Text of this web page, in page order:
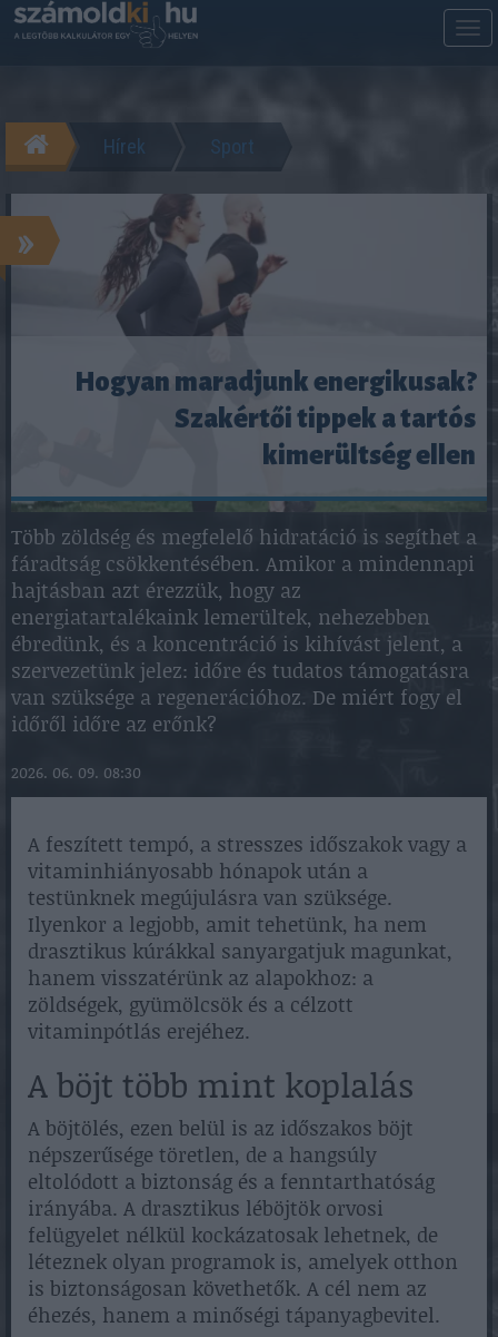
Hírek Sport
»
Hogyan maradjunk energikusak?
Szakértői tippek a tartós
kimerültség ellen
Több zöldség és megfelelő hidratáció is segíthet a
fáradtság csökkentésében. Amikor a mindennapi
hajtásban azt érezzük, hogy az
energiatartalékaink lemerültek, nehezebben
ébredünk, és a koncentráció is kihívást jelent, a
szervezetünk jelez: időre és tudatos támogatásra
van szüksége a regenerációhoz. De miért fogy el
időről időre az erőnk?
2026. 06. 09. 08:30
A feszített tempó, a stresszes időszakok vagy a
vitaminhiányosabb hónapok után a
testünknek megújulásra van szüksége.
Ilyenkor a legjobb, amit tehetünk, ha nem
drasztikus kúrákkal sanyargatjuk magunkat,
hanem visszatérünk az alapokhoz: a
zöldségek, gyümölcsök és a célzott
vitaminpótlás erejéhez.
A böjt több mint koplalás
A böjtölés, ezen belül is az időszakos böjt
népszerűsége töretlen, de a hangsúly
eltolódott a biztonság és a fenntarthatóság
irányába. A drasztikus léböjtök orvosi
felügyelet nélkül kockázatosak lehetnek, de
léteznek olyan programok is, amelyek otthon
is biztonságosan követhetők. A cél nem az
éhezés, hanem a minőségi tápanyagbevitel.